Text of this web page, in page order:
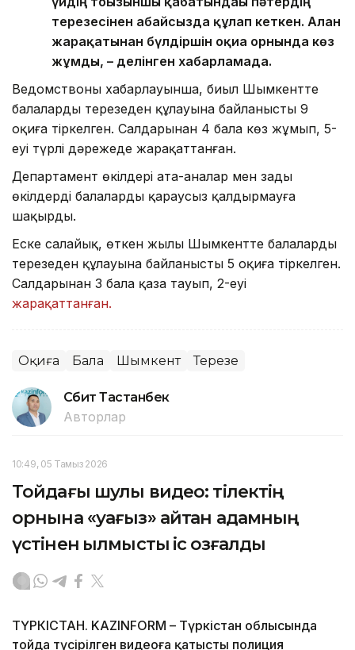
терезесінен абайсызда құлап кеткен. Алған
жарақатынан бүлдіршін оқиға орнында көз
жұмды, – делінген хабарламада.
Ведомствоның хабарлауынша, биыл Шымкентте
балалардың терезеден құлауына байланысты 9
оқиға тіркелген. Салдарынан 4 бала көз жұмып, 5-
еуі түрлі дәрежеде жарақаттанған.
Департамент өкілдері ата-аналар мен заңды
өкілдерді балаларды қараусыз қалдырмауға
шақырды.
Еске салайық, өткен жылы Шымкентте балалардың
терезеден құлауына байланысты 5 оқиға тіркелген.
Салдарынан 3 бала қаза тауып, 2-еуі
жарақаттанған.
Оқиға Бала Шымкент Терезе
Сәбит Тастанбек
Авторлар
10:49, 05 Тамыз 2026
Тойдағы шулы видео: тілектің
орнына «уағыз» айтқан адамның
үстінен қылмыстық іс қозғалды
ТҮРКІСТАН. KAZINFORM – Түркістан облысында
тойда түсірілген видеоға қатысты полиция